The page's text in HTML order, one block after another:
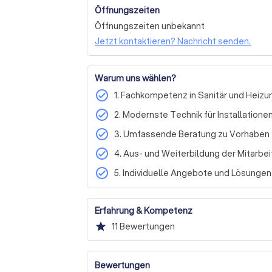
Interessieren Sie sich für eine moderne
Kontaktieren Sie uns für eine
uns darauf, Sie kennenzulernen und Ihr
Öffnungszeiten
Öffnungszeiten unbekannt
Jetzt kontaktieren? Nachricht senden.
Warum uns wählen?
check_circle 1. Fachkompetenz in Sanitär und
check_circle 2. Modernste Technik für Installationen
check_circle 3. Umfassende Beratung zu Vorhaben
check_circle 4. Aus- und Weiterbildung der
check_circle 5. Individuelle Angebote und Lösungen
Erfahrung & Kompetenz
star 11 Bewertungen
Bewertungen